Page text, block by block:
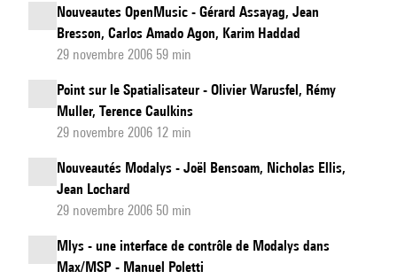
Nouveautes OpenMusic - Gérard Assayag, Jean
Bresson, Carlos Amado Agon, Karim Haddad
29 novembre 2006 59 min
Point sur le Spatialisateur - Olivier Warusfel, Rémy
Muller, Terence Caulkins
29 novembre 2006 12 min
Nouveautés Modalys - Joël Bensoam, Nicholas Ellis,
Jean Lochard
29 novembre 2006 50 min
Mlys - une interface de contrôle de Modalys dans
Max/MSP - Manuel Poletti